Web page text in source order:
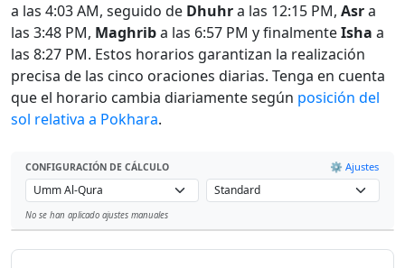
a las 4:03 AM, seguido de Dhuhra las 12:15 PM, Asra
las 3:48 PM, Maghriba las 6:57 PM y finalmenteIsha a
las 8:27 PM. Estos horarios garantizan la realización
precisa de las cinco oraciones diarias. Tenga en cuenta
que el horario cambia diariamente según posición del
sol relativa a Pokhara.
CONFIGURACIÓN DE CÁLCULO ⚙️ Ajustes
No se han aplicado ajustes manuales